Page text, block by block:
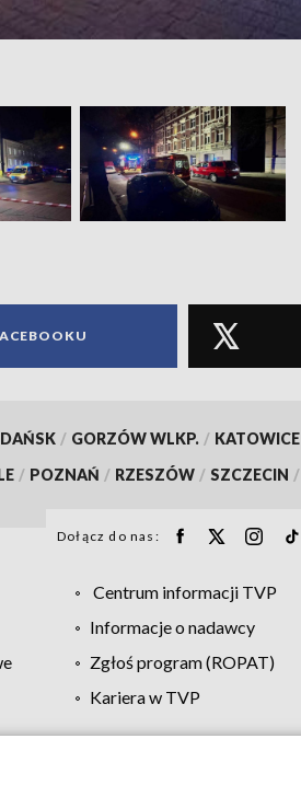
/ GORZÓW WLKP. / KATOWICE
/ POZNAŃ / RZESZÓW / SZCZECIN /
Dołącz do nas:
Centrum informacji TVP
Informacje o nadawcy
Zgłoś program (ROPAT)
Kariera w TVP